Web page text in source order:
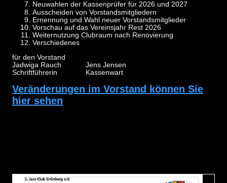
Neuwahlen der Kassenprüfer für 2026 und 2027
Ausscheiden von Vorstandsmitgliedern
Ernennung und Wahl neuer Vorstandsmitglieder
Vorschau auf das Vereinsjahr Rest 2026
Weiternutzung Clubraum nach Renovierung
Verschiedenes
für den Vorstand
Jadwiga Rauch Jens Jensen
Schriftführerin Kassenwart
Veränderungen im Vorstand können Sie
hier sehen